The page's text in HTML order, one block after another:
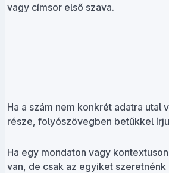
vagy címsor első szava.
Ha a szám nem konkrét adatra utal
része, folyószövegben betűkkel
Ha egy mondaton vagy
van, de csak az egyiket